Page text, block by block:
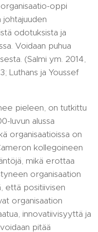
oppi
odotuksista ja
Voidaan puhua
(Salmi ym. 2014,
Luthans ja Youssef
pieleen, on tutkittu
luvun alussa
organisaatioissa on
kollegoineen
mikä erottaa
organisaation
että positiivisen
organisaation
innovatiivisyyttä ja
pitää